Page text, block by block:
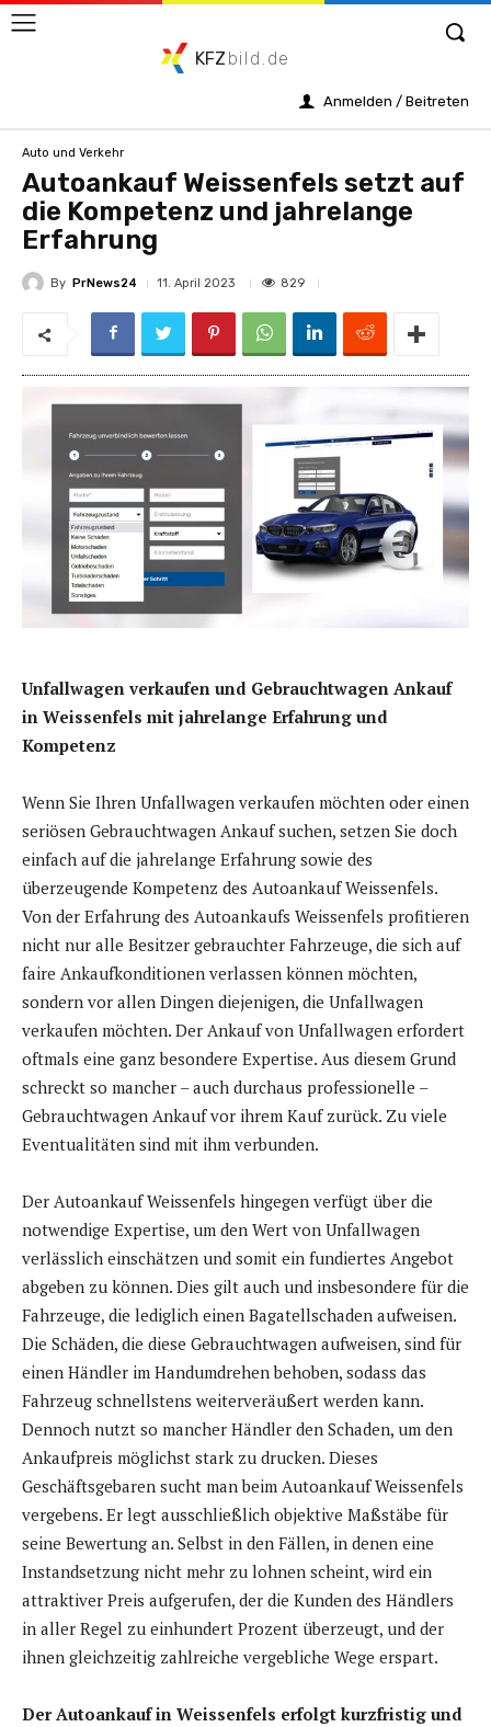
KFZ bild.de
Anmelden / Beitreten
Auto und Verkehr
Autoankauf Weissenfels setzt auf
die Kompetenz und jahrelange
Erfahrung
By PrNews24 11. April 2023 829
Unfallwagen verkaufen und Gebrauchtwagen Ankauf
in Weissenfels mit jahrelange Erfahrung und
Kompetenz
Wenn Sie Ihren Unfallwagen verkaufen möchten oder einen
seriösen Gebrauchtwagen Ankauf suchen, setzen Sie doch
einfach auf die jahrelange Erfahrung sowie des
überzeugende Kompetenz des Autoankauf Weissenfels.
Von der Erfahrung des Autoankaufs Weissenfels profitieren
nicht nur alle Besitzer gebrauchter Fahrzeuge, die sich auf
faire Ankaufkonditionen verlassen können möchten,
sondern vor allen Dingen diejenigen, die Unfallwagen
verkaufen möchten. Der Ankauf von Unfallwagen erfordert
oftmals eine ganz besondere Expertise. Aus diesem Grund
schreckt so mancher – auch durchaus professionelle –
Gebrauchtwagen Ankauf vor ihrem Kauf zurück. Zu viele
Eventualitäten sind mit ihm verbunden.
Der Autoankauf Weissenfels hingegen verfügt über die
notwendige Expertise, um den Wert von Unfallwagen
verlässlich einschätzen und somit ein fundiertes Angebot
abgeben zu können. Dies gilt auch und insbesondere für die
Fahrzeuge, die lediglich einen Bagatellschaden aufweisen.
Die Schäden, die diese Gebrauchtwagen aufweisen, sind für
einen Händler im Handumdrehen behoben, sodass das
Fahrzeug schnellstens weiterveräußert werden kann.
Dennoch nutzt so mancher Händler den Schaden, um den
Ankaufpreis möglichst stark zu drucken. Dieses
Geschäftsgebaren sucht man beim Autoankauf Weissenfels
vergebens. Er legt ausschließlich objektive Maßstäbe für
seine Bewertung an. Selbst in den Fällen, in denen eine
Instandsetzung nicht mehr zu lohnen scheint, wird ein
attraktiver Preis aufgerufen, der die Kunden des Händlers
in aller Regel zu einhundert Prozent überzeugt, und der
ihnen gleichzeitig zahlreiche vergebliche Wege erspart.
Der Autoankauf in Weissenfels erfolgt kurzfristig und